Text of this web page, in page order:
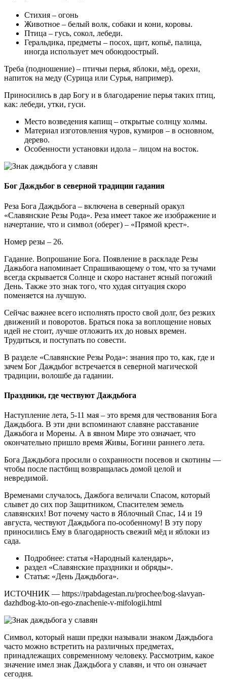
Стихия – огонь
Животное – белый волк, собаки и кони, коровы.
Птица – гусь, сокол, лебеди.
Геральдика, предметы – посох, щит, копьё, палица,
иногда использует меч обоюдоострый.
Треба (подношение) – птичьи перья, яблоки, мёд, орехи,
напиток на меду (Сурица или Сурья, например).
Приносились в дар Богу и в благодарение перья таких птиц,
как: лебеди, утки, гуси.
Место возведения капищ – открытые солнцу холмы.
Материал изготовления чуров, кумиров – в основном,
дерево.
Особенности установки идола – лицом на восток.
Бог Даждьбог в северной традиции гадания
Реза Бога Даждьбога – включена в северный оракул
«Славянские Резы Рода». Реза имеет такое же изображение и
начертание, что и символ (оберег) – «Прямой крест».
Номер резы – 26.
Гадание. Вопрошание Бога. Появление в раскладе Резы
Дажьбога напоминает Спрашивающему о том, что за тучами
всегда скрывается Солнце и скоро настанет ясный погожий
День. Также это знак того, что худая ситуация скоро
поменяется на лучшую.
Сейчас важнее всего исполнять просто свой долг, без резких
движений и поворотов. Браться пока за воплощение новых
идей не стоит, лучше отложить их до новых времен.
Трудиться, и поступать по совести.
В разделе «Славянские Резы Рода»: знания про то, как, где и
зачем Бог Даждьбог встречается в северной магической
традиции, волошбе да гадании.
Праздники, где чествуют Даждьбога
Наступление лета, 5-11 мая – это время для чествования Бога
Даждьбога. В эти дни вспоминают славяне расставание
Дажьбога и Морены. А в явном Мире это означает, что
окончательно пришло время Живы, Богини раннего лета.
Бога Даждьбога просили о сохранности посевов и скотины —
чтобы после пастбищ возвращалась домой целой и
невредимой.
Временами случалось, Дажбога величали Спасом, который
слывет до сих пор Защитником, Спасителем земель
славянских! Вот почему часто в Яблочный Спас, 14 и 19
августа, чествуют Даждьбога по-особенному! В эту пору
приносились Ему в благодарность свежий мёд и яблоки из
сада.
Подробнее: статья «Народный календарь»,
раздел «Славянские праздники и обряды».
Статья: «День Даждьбога».
ИСТОЧНИК — https://rpabdagestan.ru/prochee/bog-slavyan-
dazhdbog-kto-on-ego-znachenie-v-mifologii.html
Символ, который наши предки называли знаком Даждьбога
часто можно встретить на различных предметах,
принадлежащих современному человеку. Рассмотрим, какое
значение имел знак Даждьбога у славян, и что он означает
сегодня.